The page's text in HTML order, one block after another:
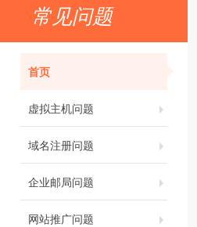
常见问题
首页
虚拟主机问题
域名注册问题
企业邮局问题
网站推广问题